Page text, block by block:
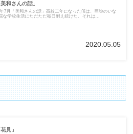
美和さんの話」
7月「美和さんの話」高校二年になった僕は、亜弥のいな
な学校生活にただただ毎日耐え続けた。それは...
2020.05.05
見」